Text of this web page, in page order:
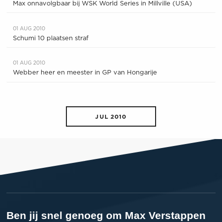
Max onnavolgbaar bij WSK World Series in Millville (USA)
01 AUG 2010
Schumi 10 plaatsen straf
01 AUG 2010
Webber heer en meester in GP van Hongarije
JUL 2010
Ben jij snel genoeg om Max Verstappen